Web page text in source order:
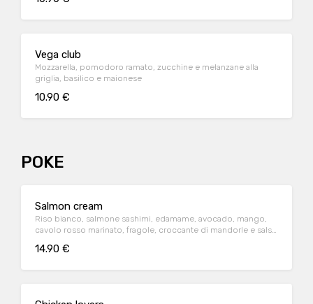
Vega club
Mozzarella, pomodoro ramato, zucchine e melanzane alla
griglia, basilico e maionese
10.90 €
POKE
Salmon cream
Riso bianco, salmone sashimi, edamame, avocado, mango,
cavolo rosso marinato, fragole, croccante di mandorle e salsa
14.90 €